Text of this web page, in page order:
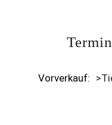
Vorverkauf: